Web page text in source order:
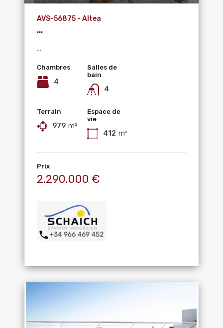
AVS-56875 - Altea
...
...
Chambres
4
Salles de
bain
4
Terrain
979 m²
Espace de
vie
412 m²
Prix
2.290.000 €